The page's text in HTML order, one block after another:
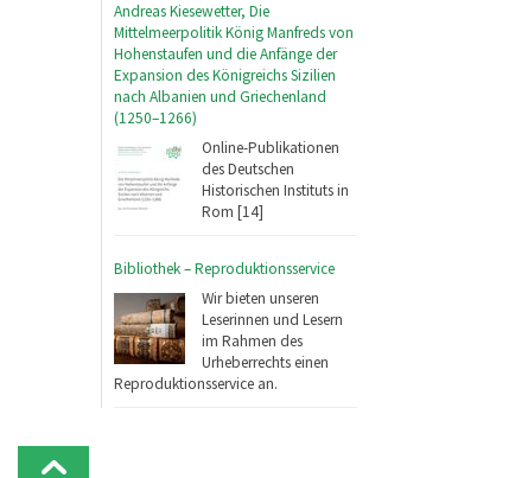
Andreas Kiesewetter, Die
Mittelmeerpolitik König Manfreds von
Hohenstaufen und die Anfänge der
Expansion des Königreichs Sizilien
nach Albanien und Griechenland
(1250–1266)
Online-Publikationen
des Deutschen
Historischen Instituts in
Rom [14]
Bibliothek – Reproduktionsservice
Wir bieten unseren
Leserinnen und Lesern
im Rahmen des
Urheberrechts einen
Reproduktionsservice an.